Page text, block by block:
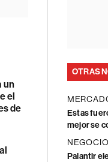
un
el
de
OTRAS
Estas
mejor se
Palantir